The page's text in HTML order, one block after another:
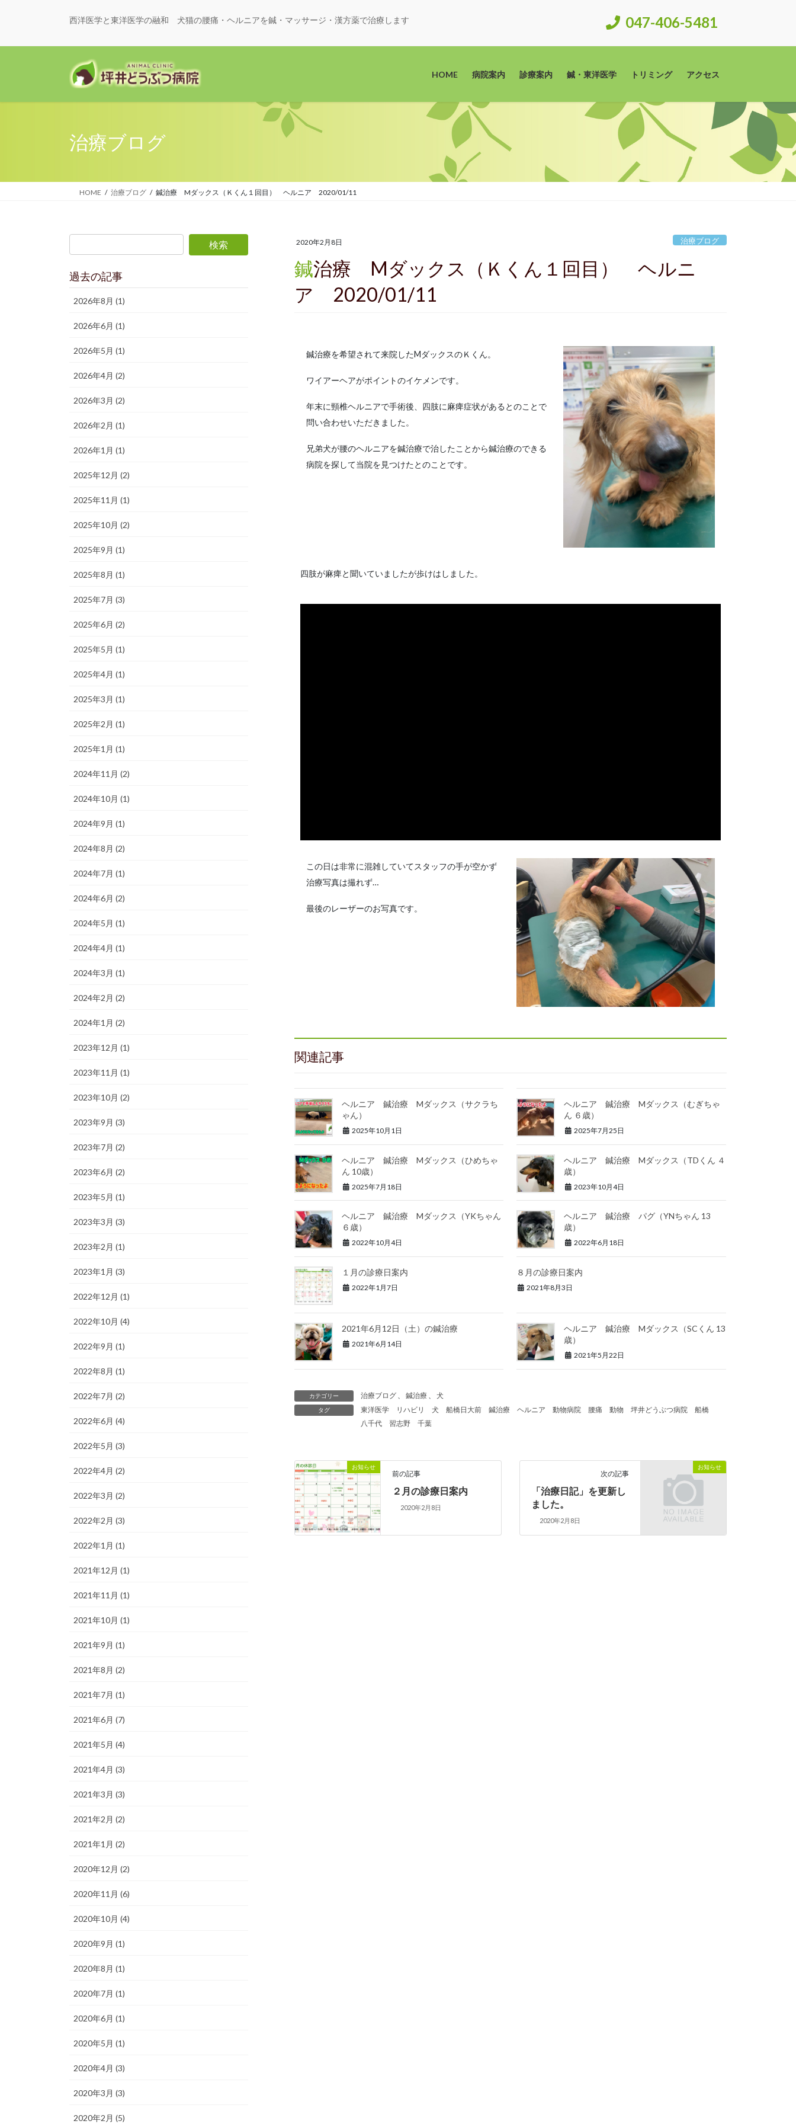
西洋医学と東洋医学の融和 犬猫の腰痛・ヘルニアを鍼・マッサージ・漢方薬で治療します 047-406-5481
HOME 病院案内 診療案内 鍼・東洋医学 トリミング アクセス
治療ブログ
HOME 治療ブログ 鍼治療 Mダックス（Ｋくん１回目） ヘルニア 2020/01/11
2020年2月8日 治療ブログ
鍼治療 Mダックス（Ｋくん１回目） ヘルニ
ア 2020/01/11
鍼治療を希望されて来院したMダックスのＫくん。
ワイアーヘアがポイントのイケメンです。
年末に頸椎ヘルニアで手術後、四肢に麻痺症状があるとのことで
問い合わせいただきました。
兄弟犬が腰のヘルニアを鍼治療で治したことから鍼治療のできる
病院を探して当院を見つけたとのことです。
四肢が麻痺と聞いていましたが歩けはしました。
この日は非常に混雑していてスタッフの手が空かず
治療写真は撮れず…
最後のレーザーのお写真です。
関連記事
ヘルニア 鍼治療 Mダックス（サクラち
ゃん）
2025年10月1日
ヘルニア 鍼治療 Mダックス（むぎちゃ
ん ６歳）
2025年7月25日
ヘルニア 鍼治療 Mダックス（ひめちゃ
ん 10歳）
2025年7月18日
ヘルニア 鍼治療 Mダックス（TDくん ４
歳）
2023年10月4日
ヘルニア 鍼治療 Mダックス（YKちゃん
６歳）
2022年10月4日
ヘルニア 鍼治療 パグ（YNちゃん 13
歳）
2022年6月18日
１月の診療日案内
2022年1月7日
８月の診療日案内
2021年8月3日
2021年6月12日（土）の鍼治療
2021年6月14日
ヘルニア 鍼治療 Mダックス（SCくん 13
歳）
2021年5月22日
カテゴリー 治療ブログ 鍼治療 犬
タグ 東洋医学 リハビリ 犬 船橋日大前 鍼治療 ヘルニア 動物病院 腰痛 動物 坪井どうぶつ病院
船橋
八千代
習志野 千葉
お知らせ
前の記事
２月の診療日案内
2020年2月8日
お知らせ
次の記事
「治療日記」を更新し
ました。
2020年2月8日
過去の記事
2026年8月 (1)
2026年6月 (1)
2026年5月 (1)
2026年4月 (2)
2026年3月 (2)
2026年2月 (1)
2026年1月 (1)
2025年12月 (2)
2025年11月 (1)
2025年10月 (2)
2025年9月 (1)
2025年8月 (1)
2025年7月 (3)
2025年6月 (2)
2025年5月 (1)
2025年4月 (1)
2025年3月 (1)
2025年2月 (1)
2025年1月 (1)
2024年11月 (2)
2024年10月 (1)
2024年9月 (1)
2024年8月 (2)
2024年7月 (1)
2024年6月 (2)
2024年5月 (1)
2024年4月 (1)
2024年3月 (1)
2024年2月 (2)
2024年1月 (2)
2023年12月 (1)
2023年11月 (1)
2023年10月 (2)
2023年9月 (3)
2023年7月 (2)
2023年6月 (2)
2023年5月 (1)
2023年3月 (3)
2023年2月 (1)
2023年1月 (3)
2022年12月 (1)
2022年10月 (4)
2022年9月 (1)
2022年8月 (1)
2022年7月 (2)
2022年6月 (4)
2022年5月 (3)
2022年4月 (2)
2022年3月 (2)
2022年2月 (3)
2022年1月 (1)
2021年12月 (1)
2021年11月 (1)
2021年10月 (1)
2021年9月 (1)
2021年8月 (2)
2021年7月 (1)
2021年6月 (7)
2021年5月 (4)
2021年4月 (3)
2021年3月 (3)
2021年2月 (2)
2021年1月 (2)
2020年12月 (2)
2020年11月 (6)
2020年10月 (4)
2020年9月 (1)
2020年8月 (1)
2020年7月 (1)
2020年6月 (1)
2020年5月 (1)
2020年4月 (3)
2020年3月 (3)
2020年2月 (5)